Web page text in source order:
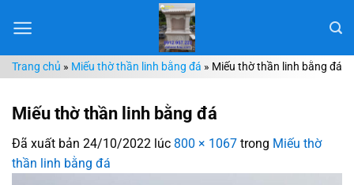
đến
dungTrang chủ » Miếu thờ thần linh bằng đá » Miếu thờ thần linh bằng đá
Miếu thờ thần linh bằng đá
Đã xuất bản 24/10/2022 lúc 800 × 1067 trong Miếu thờ
thần linh bằng đá